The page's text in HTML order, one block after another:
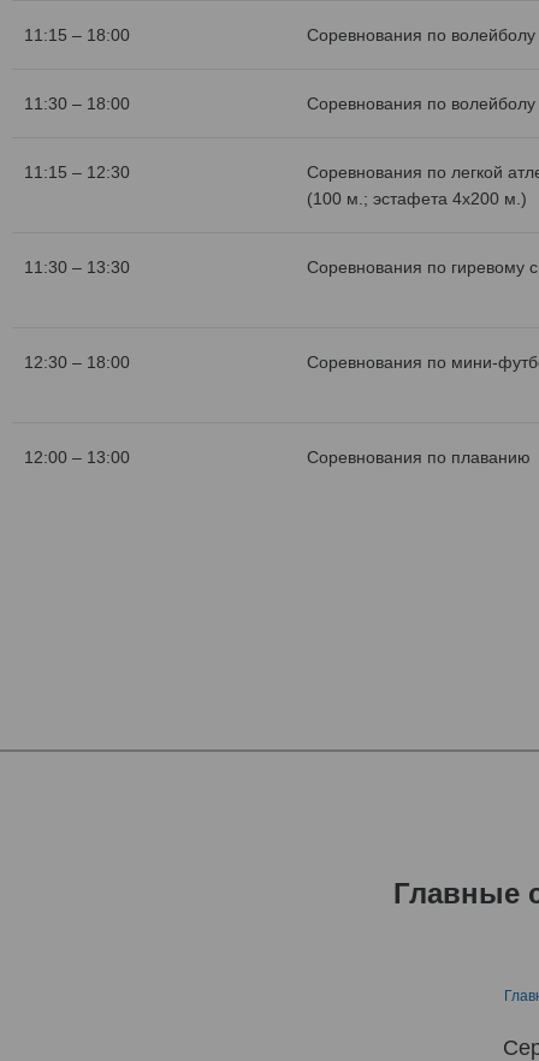
11:15 – 18:00 Соревнования по
11:30 – 18:00 Соревнования по
11:15 – 12:30
Соревнования по легкой
(100 м.; эстафета 4х200 м.)
11:30 – 13:30 Соревнования по гиревому
12:30 – 18:00 Соревнования по мини-
12:00 – 13:00 Соревнования по плаванию
Главные